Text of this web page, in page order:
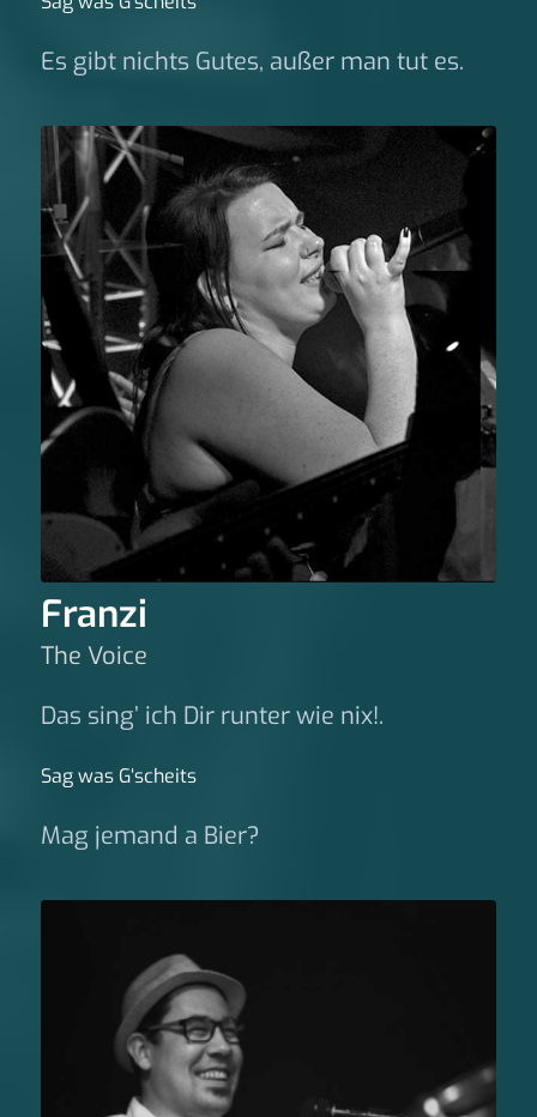
Es gibt nichts Gutes, außer man tut es.
Franzi
The Voice
Das sing’ ich Dir runter wie nix!.
Sag was G‘scheits
Mag jemand a Bier?